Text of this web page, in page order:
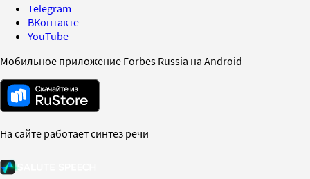
Telegram
ВКонтакте
YouTube
Мобильное приложение Forbes Russia на Android
На сайте работает синтез речи